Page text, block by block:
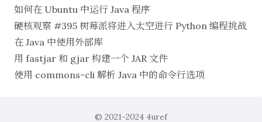
如何在 Ubuntu 中运行 Java 程序
硬核观察 #395 树莓派将进入太空进行 Python 编程挑战
在 Java 中使用外部库
用 fastjar 和 gjar 构建一个 JAR 文件
使用 commons-cli 解析 Java 中的命令行选项
© 2021-2024 4uref